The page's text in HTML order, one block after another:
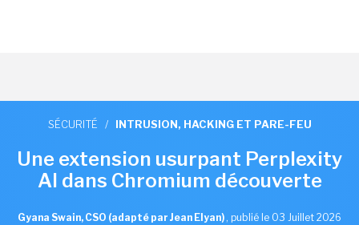
SÉCURITÉ / INTRUSION, HACKING ET PARE-FEU
Une extension usurpant Perplexity
AI dans Chromium découverte
Gyana Swain, CSO (adapté par Jean Elyan) , publié le 03 Juillet 2026